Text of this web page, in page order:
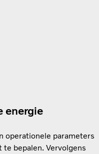
energie
operationele parameters
bepalen. Vervolgens